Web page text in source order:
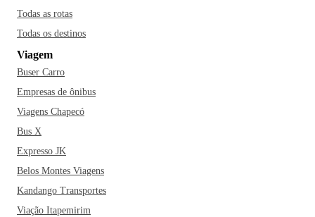
de ensino sediadas no local está a Faculdade de Tecnologia
Se você está planejando reservar uma passagem para
conhecer o município de Capão Bonito, não pode deixar de
incluir no seu roteiro também o Teatro Municipal de Capão
Redondo, além de experimentar as delícias da gastronomia
local, em especial o bolinho de frango e o “rojão”, feito com
a Doceria da Vovó e o Santomé Pizza Bar. E aí, está
esperando o que para fazer as malas?
Todas as rotas
Todas os destinos
Viagem
Buser Carro
Empresas de ônibus
Viagens Chapecó
Bus X
Expresso JK
Belos Montes Viagens
Kandango Transportes
Viação Itapemirim